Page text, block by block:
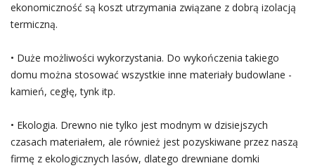
ekonomiczność są koszt utrzymania związane z dobrą izolacją
termiczną.
• Duże możliwości wykorzystania. Do wykończenia takiego
domu można stosować wszystkie inne materiały budowlane -
kamień, cegłę, tynk itp.
• Ekologia. Drewno nie tylko jest modnym w dzisiejszych
czasach materiałem, ale również jest pozyskiwane przez naszą
firmę z ekologicznych lasów, dlatego drewniane domki